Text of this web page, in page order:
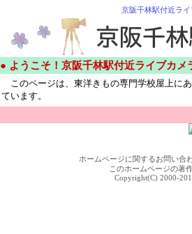
京阪千林駅付近ラ
● ようこそ！京阪千林駅付近ライブカメ
このページは、東洋きもの専門学校屋上に
ています。
ホームページに関するお問い合
このホームページの著
Copyright(C) 2000-